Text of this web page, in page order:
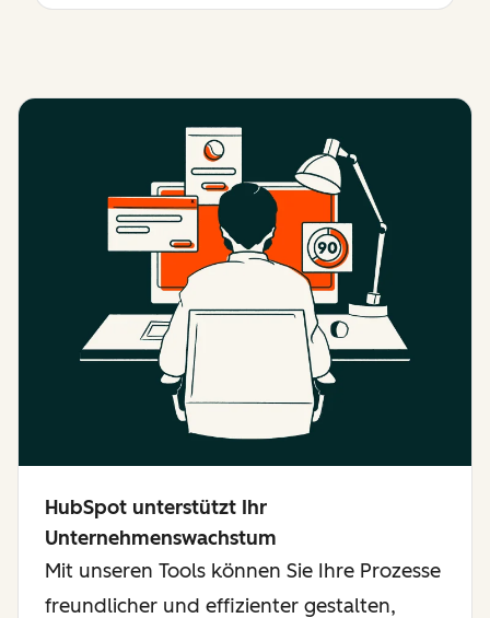
HubSpot unterstützt Ihr
Unternehmenswachstum
Mit unseren Tools können Sie Ihre Prozesse
freundlicher und effizienter gestalten,